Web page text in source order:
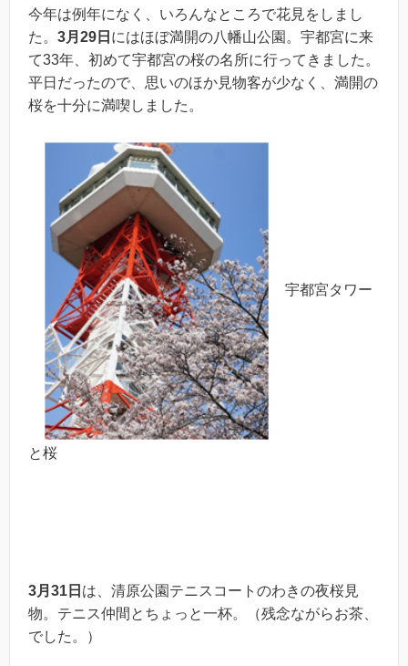
今年は例年になく、いろんなところで花見をしまし
た。 3月 29 日 にはほぼ満開の八幡山公園。宇都宮に来
て33年、初めて宇都宮の桜の名所に行ってきました。
平日だったので、思いのほか見物客が少なく、満開の
桜を十分に満喫しました。
宇都宮タワー
と桜
3月 31 日 は、清原公園テニスコートのわきの夜桜見
物。テニス仲間とちょっと一杯。（残念ながらお茶、
でした。）